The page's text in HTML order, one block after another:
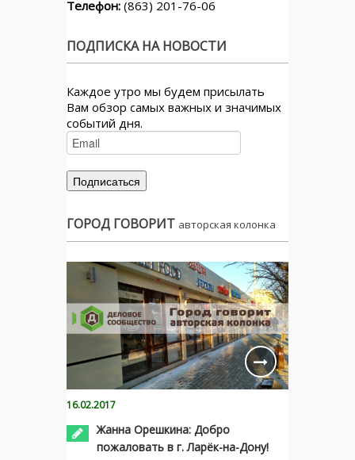
Телефон: (863) 201-76-06
ПОДПИСКА НА НОВОСТИ
Каждое утро мы будем присылать
Вам обзор самых важных и значимых
событий дня.
ГОРОД ГОВОРИТ авторская колонка
16.02.2017
Жанна Орешкина: Добро
пожаловать в г. Ларёк-на-Дону!